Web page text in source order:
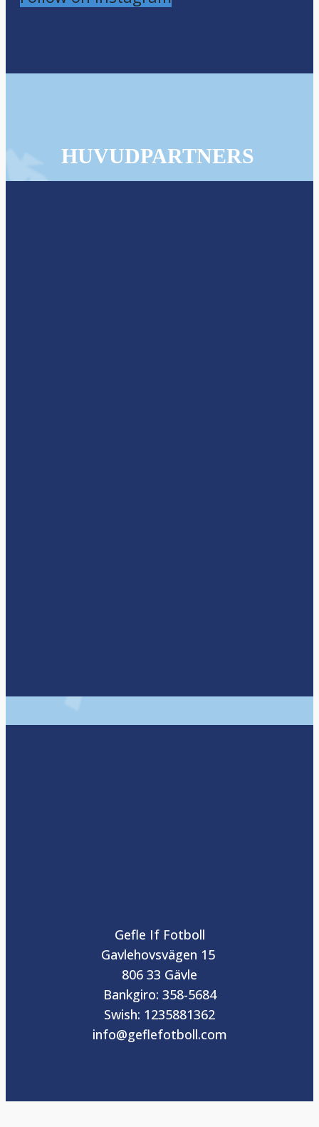
HUVUDPARTNERS
Gefle If Fotboll
Gavlehovsvägen 15
806 33 Gävle
Bankgiro: 358-5684
Swish: 1235881362
info@geflefotboll.com